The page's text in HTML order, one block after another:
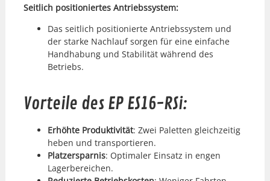
Seitlich posi­tion­iertes Antrieb­ssys­tem:
Das seitlich posi­tion­ierte Antrieb­ssys­tem und
der starke Nach­lauf sor­gen für eine ein­fache
Hand­habung und Sta­bil­ität während des
Betriebs.
Vorteile des EP ES16-RSi:
Erhöhte Pro­duk­tiv­ität: Zwei Palet­ten gle­ichzeit­ig
heben und trans­portieren.
Platzerspar­nis: Opti­maler Ein­satz in engen
Lager­bere­ichen.